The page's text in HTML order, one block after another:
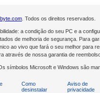
. Todos os direitos reservados.
a condição do seu PC e a
de melhoria de segurança. Para
ao vivo que fará o seu melhor para
através de nossa garantia de
símbolos Microsoft e Windows são
Como
desinstalar
Aviso de
privacidade